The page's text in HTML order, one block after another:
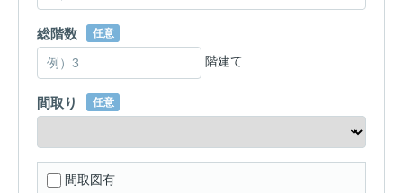
総階数 任意
階建て
間取り 任意
間取図有